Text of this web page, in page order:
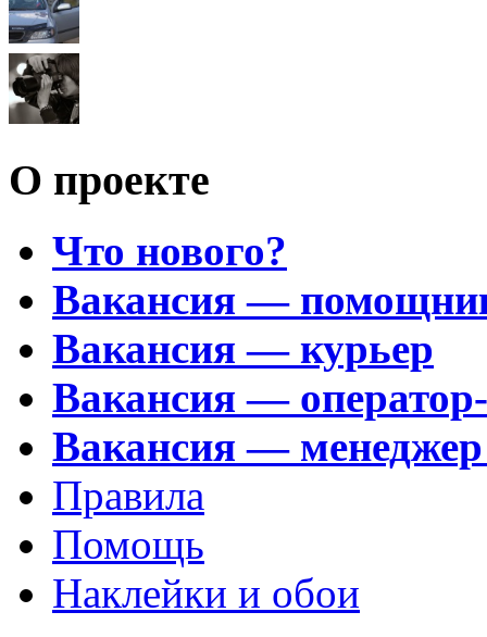
О проекте
Что нового?
Вакансия —
Вакансия — курьер
Вакансия —
Вакансия —
Правила
Помощь
Наклейки и обои